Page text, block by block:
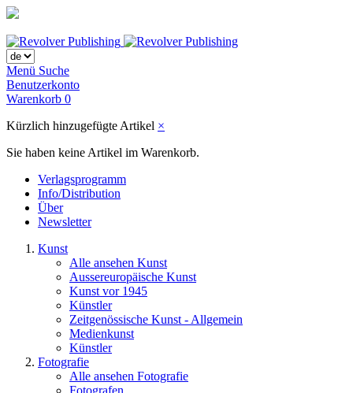
Menü Suche
Benutzerkonto
Warenkorb 0
Kürzlich hinzugefügte Artikel ×
Sie haben keine Artikel im Warenkorb.
Verlagsprogramm
Info/Distribution
Über
Newsletter
Kunst
Alle ansehen Kunst
Aussereuropäische Kunst
Kunst vor 1945
Künstler
Zeitgenössische Kunst - Allgemein
Medienkunst
Künstler
Fotografie
Alle ansehen Fotografie
Fotografen